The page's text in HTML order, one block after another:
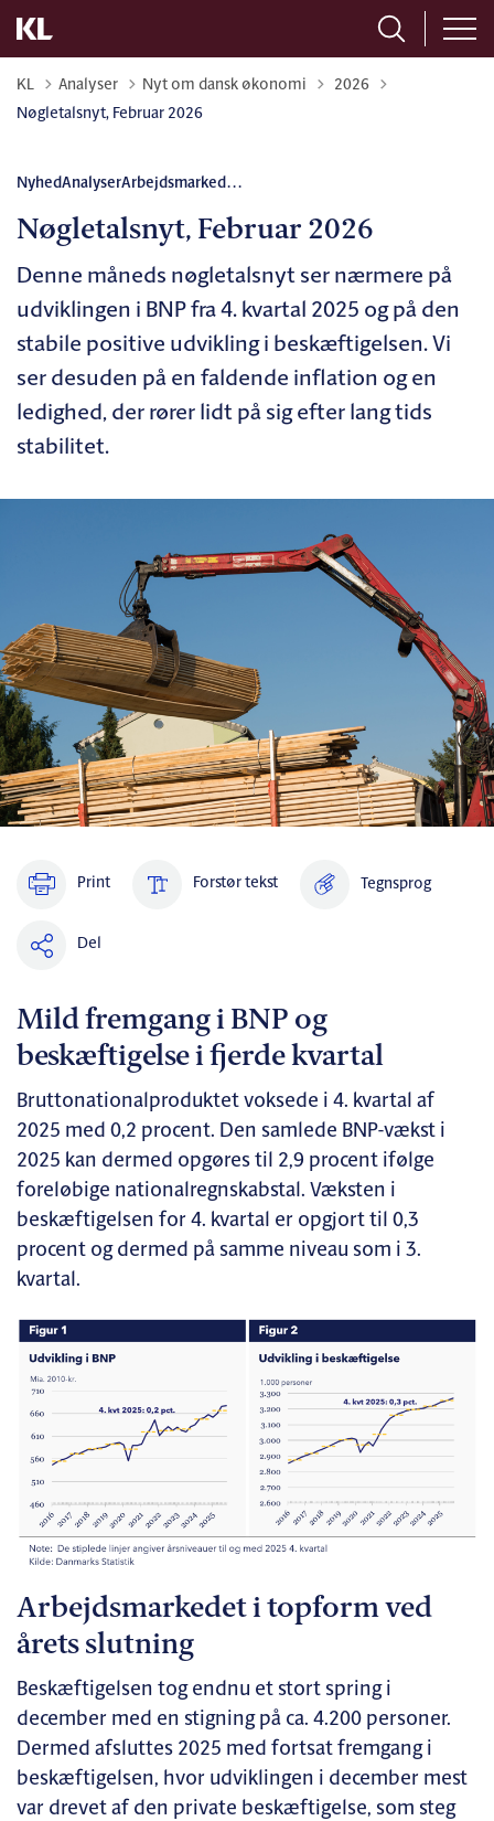
KL Analyser Nyt om dansk økonomi Tilbage til
2026
Nøgletalsnyt, Februar 2026
NyhedAnalyserArbejdsmarked ...
Nøgletalsnyt, Februar 2026
Denne måneds nøgletalsnyt ser nærmere på
udviklingen i BNP fra 4. kvartal 2025 og på den
stabile positive udvikling i beskæftigelsen. Vi
ser desuden på en faldende inflation og en
ledighed, der rører lidt på sig efter lang tids
stabilitet.
Print Forstør tekst Tegnsprog
Del
Mild fremgang i BNP og
beskæftigelse i fjerde kvartal
Bruttonationalproduktet voksede i 4. kvartal af
2025 med 0,2 procent. Den samlede BNP-vækst i
2025 kan dermed opgøres til 2,9 procent ifølge
foreløbige nationalregnskabstal. Væksten i
beskæftigelsen for 4. kvartal er opgjort til 0,3
procent og dermed på samme niveau som i 3.
kvartal.
Arbejdsmarkedet i topform ved
årets slutning
Beskæftigelsen tog endnu et stort spring i
december med en stigning på ca. 4.200 personer.
Dermed afsluttes 2025 med fortsat fremgang i
beskæftigelsen, hvor udviklingen i december mest
var drevet af den private beskæftigelse, som steg